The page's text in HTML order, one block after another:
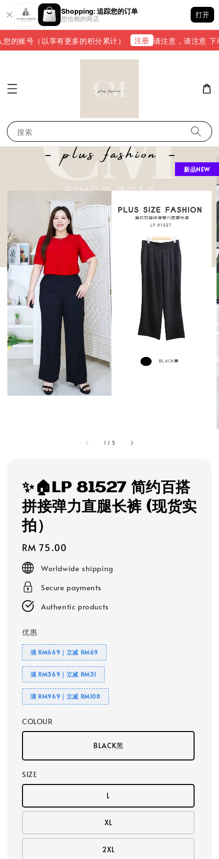
Shopping: 追踪您的订单
您信赖的商店
打开
账号（以享有更多的积分累计） 注册 请注意，请注意 下单
搜索
1 / 5
新品NEW
✨🏠LP 81527 简约百搭
拼接弹力直腿长裤 (现货实
拍）
Regular
price
RM 75.00
Worldwide shipping
Secure payments
Authentic products
优惠
满 RM669｜立减 RM69
满 RM369｜立减 RM31
满 RM969｜立减 RM108
COLOUR
BLACK黑
SIZE
L
XL
2XL